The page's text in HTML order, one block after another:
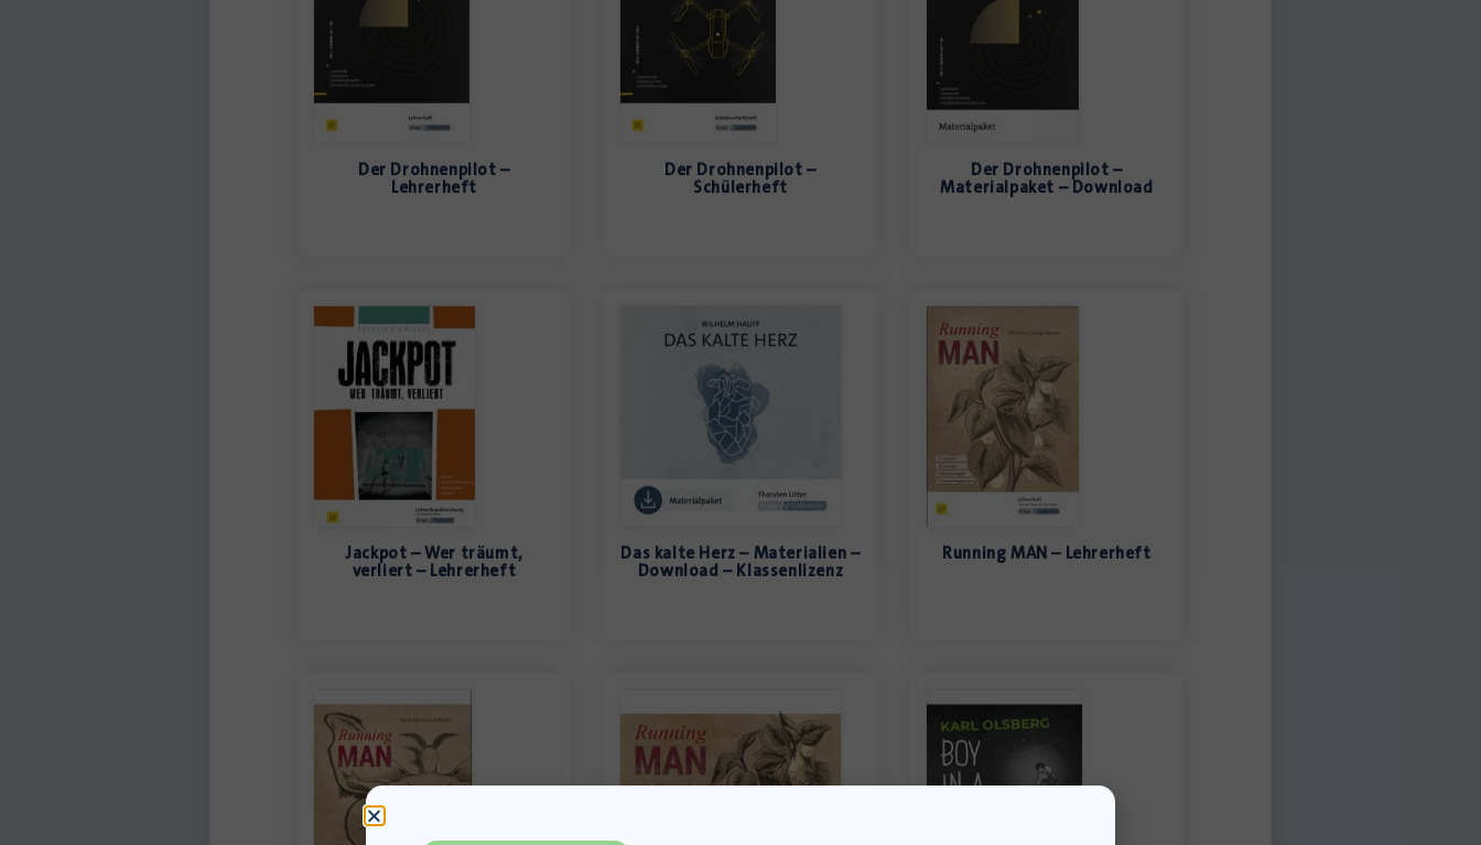
Der Drohnenpilot –
Lehrerheft
Der Drohnenpilot –
Schülerheft
Der Drohnenpilot –
Materialpaket – Download
Jackpot – Wer träumt,
verliert – Lehrerheft
Das kalte Herz – Materialien –
Download – Klassenlizenz
Running MAN – Lehrerheft